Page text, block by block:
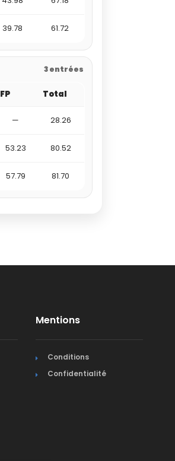
39.78 61.72
3 entrées
FP Total
— 28.26
53.23 80.52
57.79 81.70
Mentions
Conditions
Confidentialité